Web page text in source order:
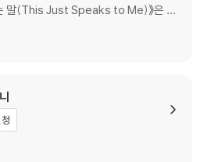
말(This Just Speaks to Me)》은 <
르기도 했다. 네 번의 에미상 수상에 이
이시 어워드를 수상했으며, 피바디 어